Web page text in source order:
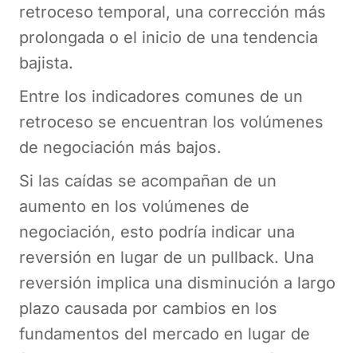
retroceso temporal, una corrección más
prolongada o el inicio de una tendencia
bajista.
Entre los indicadores comunes de un
retroceso se encuentran los volúmenes
de negociación más bajos.
Si las caídas se acompañan de un
aumento en los volúmenes de
negociación, esto podría indicar una
reversión en lugar de un pullback. Una
reversión implica una disminución a largo
plazo causada por cambios en los
fundamentos del mercado en lugar de